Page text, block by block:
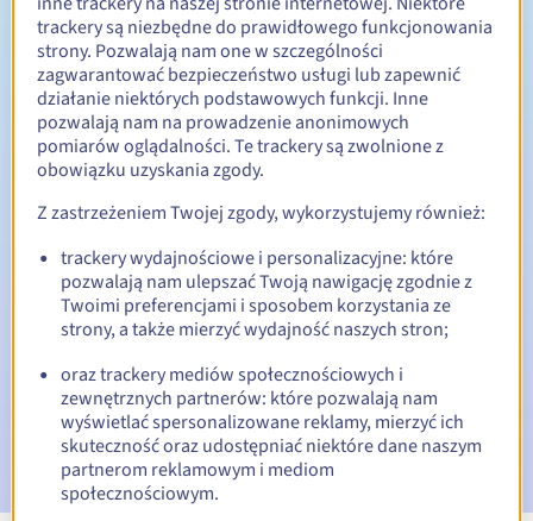
Okres odnowienia Od 1 do 5 lat
Okres wykupu
E-maile ostrzegawcze:60, 30, 15, 7 i 3 dni przed datą
wygaśnięcia
nazwy domeny
E-mail po Redemption Grace Periodpowiadamiający o
usunięciu nazwy domeny
trackery są niezbędne do prawidłowego funkcjonowania
strony. Pozwalają nam one w szczególności
zagwarantować bezpieczeństwo usługi lub zapewnić
działanie niektórych podstawowych funkcji. Inne
pozwalają nam na prowadzenie anonimowych
pomiarów oglądalności. Te trackery są zwolnione z
obowiązku uzyskania zgody.
Z zastrzeżeniem Twojej zgody, wykorzystujemy również:
trackery wydajnościowe i personalizacyjne: które
pozwalają nam ulepszać Twoją nawigację zgodnie z
Twoimi preferencjami i sposobem korzystania ze
strony, a także mierzyć wydajność naszych stron;
oraz trackery mediów społecznościowych i
zewnętrznych partnerów: które pozwalają nam
wyświetlać spersonalizowane reklamy, mierzyć ich
skuteczność oraz udostępniać niektóre dane naszym
partnerom reklamowym i mediom
społecznościowym.